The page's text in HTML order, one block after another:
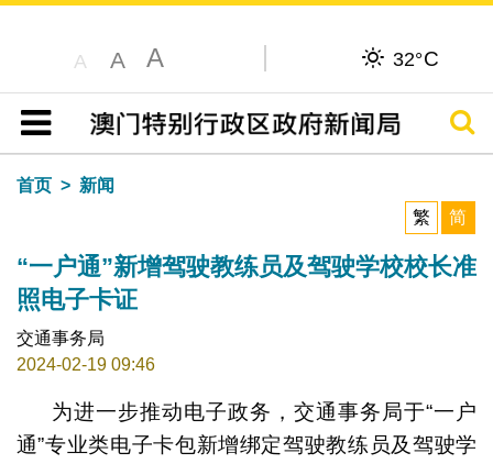
A A A 32°C
目录
搜寻
首页
新闻
繁
简
“一户通”新增驾驶教练员及驾驶学校校长准
照电子卡证
交通事务局
2024-02-19 09:46
为进一步推动电子政务，交通事务局于“一户
通”专业类电子卡包新增绑定驾驶教练员及驾驶学